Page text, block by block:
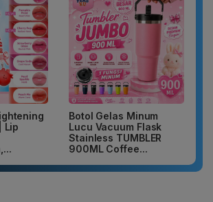
Lip
Botol Gelas Minum
Lucu Vacuum Flask
Stainless TUMBLER
900ML Coffee...